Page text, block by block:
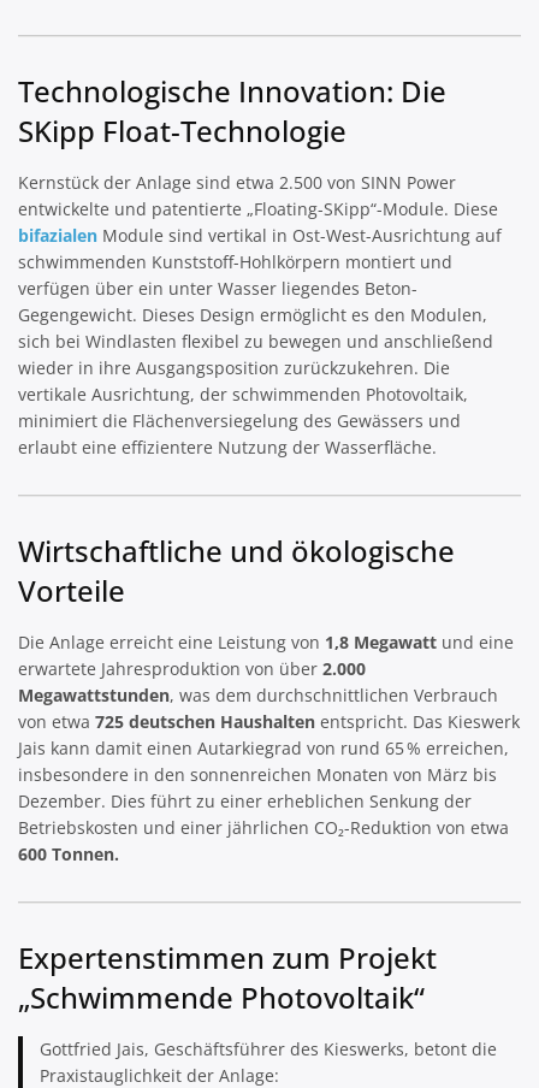
Technologische Innovation: Die
SKipp Float-Technologie
Kernstück der Anlage sind etwa 2.500 von SINN Power
entwickelte und patentierte „Floating-SKipp“-Module. Diese
bifazialen Module sind vertikal in Ost-West-Ausrichtung auf
schwimmenden Kunststoff-Hohlkörpern montiert und
verfügen über ein unter Wasser liegendes Beton-
Gegengewicht. Dieses Design ermöglicht es den Modulen,
sich bei Windlasten flexibel zu bewegen und anschließend
wieder in ihre Ausgangsposition zurückzukehren. Die
vertikale Ausrichtung, der schwimmenden Photovoltaik,
minimiert die Flächenversiegelung des Gewässers und
erlaubt eine effizientere Nutzung der Wasserfläche.
Wirtschaftliche und ökologische
Vorteile
Die Anlage erreicht eine Leistung von 1,8 Megawatt und eine
erwartete Jahresproduktion von über 2.000
Megawattstunden, was dem durchschnittlichen Verbrauch
von etwa 725 deutschen Haushalten entspricht. Das Kieswerk
Jais kann damit einen Autarkiegrad von rund 65 % erreichen,
insbesondere in den sonnenreichen Monaten von März bis
Dezember. Dies führt zu einer erheblichen Senkung der
Betriebskosten und einer jährlichen CO₂-Reduktion von etwa
600 Tonnen.
Expertenstimmen zum Projekt
„Schwimmende Photovoltaik“
Gottfried Jais, Geschäftsführer des Kieswerks, betont die
Praxistauglichkeit der Anlage: